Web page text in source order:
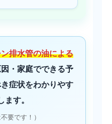
排水管の油による
・家庭でできる予
症状をわかりやす
ます。
要です！）